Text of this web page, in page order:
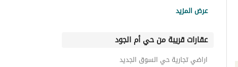
عرض المزيد
عقارات قريبة من حي أم الجود
اراضي تجارية حي السوق الجديد